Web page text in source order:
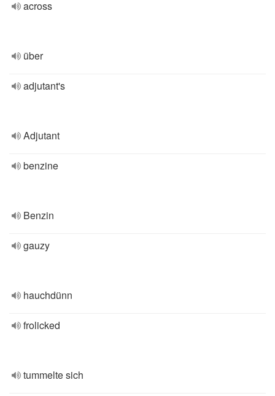
across
über
adjutant's
Adjutant
benzine
Benzin
gauzy
hauchdünn
frolicked
tummelte sich